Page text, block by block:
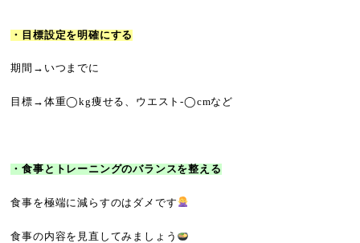
・目標設定を明確にする
期間→いつまでに
目標→体重◯kg痩せる、ウエスト-◯cmなど
・食事とトレーニングのバランスを整える
食事を極端に減らすのはダメです
食事の内容を見直してみましょう